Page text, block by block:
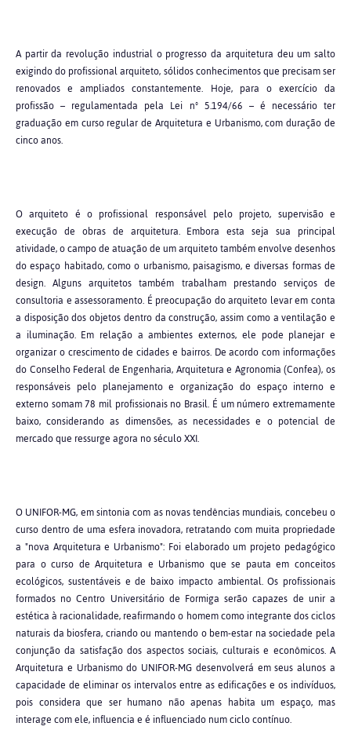
A partir da revolução industrial o progresso da arquitetura deu um salto
exigindo do profissional arquiteto, sólidos conhecimentos que precisam ser
renovados e ampliados constantemente. Hoje, para o exercício da
profissão – regulamentada pela Lei nº 5.194/66 – é necessário ter
graduação em curso regular de Arquitetura e Urbanismo, com duração de
cinco anos.
O arquiteto é o profissional responsável pelo projeto, supervisão e
execução de obras de arquitetura. Embora esta seja sua principal
atividade, o campo de atuação de um arquiteto também envolve desenhos
do espaço habitado, como o urbanismo, paisagismo, e diversas formas de
design. Alguns arquitetos também trabalham prestando serviços de
consultoria e assessoramento. É preocupação do arquiteto levar em conta
a disposição dos objetos dentro da construção, assim como a ventilação e
a iluminação. Em relação a ambientes externos, ele pode planejar e
organizar o crescimento de cidades e bairros. De acordo com informações
do Conselho Federal de Engenharia, Arquitetura e Agronomia (Confea), os
responsáveis pelo planejamento e organização do espaço interno e
externo somam 78 mil profissionais no Brasil. É um número extremamente
baixo, considerando as dimensões, as necessidades e o potencial de
mercado que ressurge agora no século XXI.
O UNIFOR-MG, em sintonia com as novas tendências mundiais, concebeu o
curso dentro de uma esfera inovadora, retratando com muita propriedade
a "nova Arquitetura e Urbanismo": Foi elaborado um projeto pedagógico
para o curso de Arquitetura e Urbanismo que se pauta em conceitos
ecológicos, sustentáveis e de baixo impacto ambiental. Os profissionais
formados no Centro Universitário de Formiga serão capazes de unir a
estética à racionalidade, reafirmando o homem como integrante dos ciclos
naturais da biosfera, criando ou mantendo o bem-estar na sociedade pela
conjunção da satisfação dos aspectos sociais, culturais e econômicos. A
Arquitetura e Urbanismo do UNIFOR-MG desenvolverá em seus alunos a
capacidade de eliminar os intervalos entre as edificações e os indivíduos,
pois considera que ser humano não apenas habita um espaço, mas
interage com ele, influencia e é influenciado num ciclo contínuo.